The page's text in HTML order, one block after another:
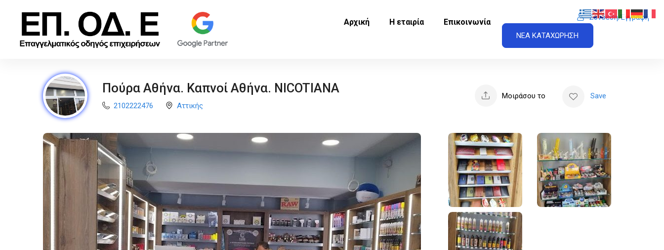
Αρχική Η εταιρία Επικοινωνία
Σύνδεση/Εγγραφή
ΝΕΑ ΚΑΤΑΧΩΡΗΣΗ
Πούρα Αθήνα. Καπνοί Αθήνα. NICOTIANA
2102222476 Αττικής
Μοιράσου το Save